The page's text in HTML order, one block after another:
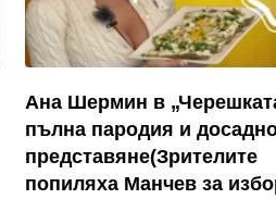
Ана Шермин в
пълна пародия и
представяне(Зрителите
попиляха Манчев за